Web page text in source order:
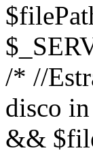
/* //
disco
&&